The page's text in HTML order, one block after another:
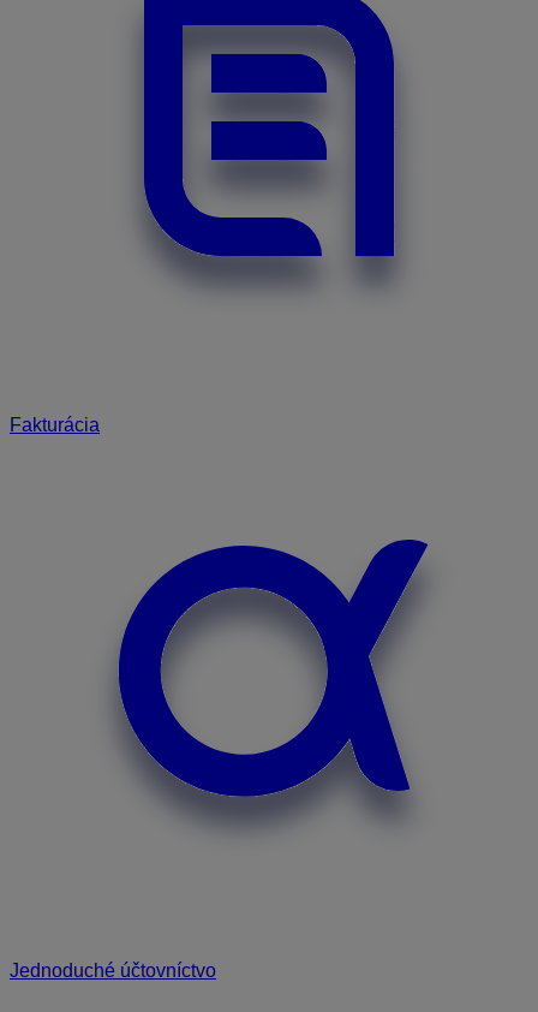
Fakturácia
Jednoduché účtovníctvo